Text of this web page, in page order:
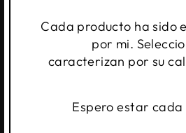
Cada producto ha sido
por mi.
caracterizan por su
Espero estar cada